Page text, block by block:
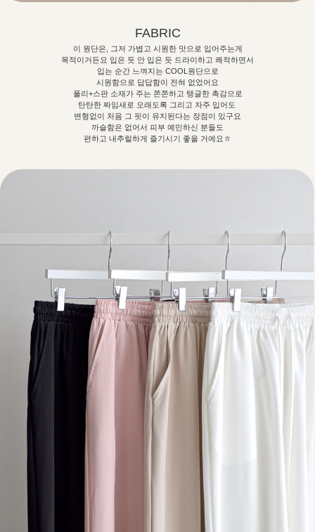
FABRIC
이 원단은, 그저 가볍고 시원한 맛으로 입어주는게
목적이거든요 입은 듯 안 입은 듯 드라이하고 쾌적하면서
입는 순간 느껴지는 COOL원단으로
시원함으로 답답함이 전혀 없었어요
폴리+스판 소재가 주는 쫀쫀하고 탱글한 촉감으로
탄탄한 짜임새로 오래도록 그리고 자주 입어도
변형없이 처음 그 핏이 유지된다는 장점이 있구요
까슬함은 없어서 피부 예민하신 분들도
편하고 내추럴하게 즐기시기 좋을 거에요ㅎ